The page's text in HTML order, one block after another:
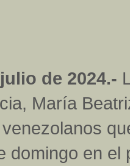
de 2024.-
María
domingo en el